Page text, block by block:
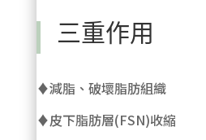
三重作用
♦減脂、破壞脂肪組織
♦皮下脂肪層(FSN)收縮